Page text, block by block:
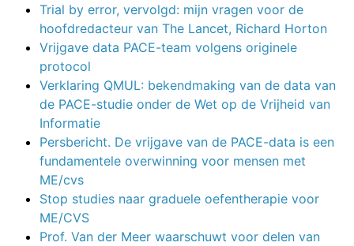
Trial by error, vervolgd: mijn vragen voor de
hoofdredacteur van The Lancet, Richard Horton
Vrijgave data PACE-team volgens originele
protocol
Verklaring QMUL: bekendmaking van de data van
de PACE-studie onder de Wet op de Vrijheid van
Informatie
Persbericht. De vrijgave van de PACE-data is een
fundamentele overwinning voor mensen met
ME/cvs
Stop studies naar graduele oefentherapie voor
ME/CVS
Prof. Van der Meer waarschuwt voor delen van